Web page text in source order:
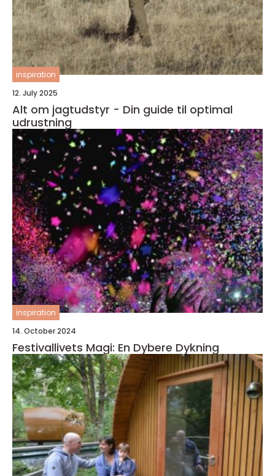
inspiration
12. July 2025
Alt om jagtudstyr - Din guide til optimal
udrustning
inspiration
14. October 2024
Festivallivets Magi: En Dybere Dykning